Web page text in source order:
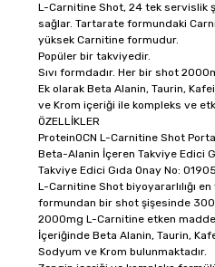
L-Carnitine Shot, 24 tek servislik
sağlar. Tartarate formundaki
yüksek Carnitine formudur.
Popüler bir takviyedir.
Sıvı formdadır. Her bir shot
Ek olarak Beta Alanin, Taurin,
ve Krom içeriği ile kompleks ve
ÖZELLİKLER
ProteinOCN L-Carnitine Shot
Beta-Alanin İçeren Takviye Edici
Takviye Edici Gıda Onay No:
L-Carnitine Shot biyoyararlılığı
formundan bir shot şişesinde
2000mg L-Carnitine etken
İçeriğinde Beta Alanin, Taurin,
Sodyum ve Krom bulunmaktadır.